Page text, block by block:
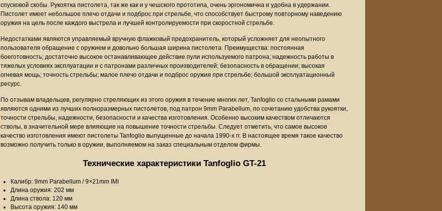
спусковой скобы. Рукоятка пистолета, так же как и у чешского прототипа, очень эргономична и удобна в удержании.
Пистолет имеет небольшое плечо отдачи и подброс при стрельбе, что способствует быстрому повторному наведению
оружия на цель после каждого выстрела и лучшей контролируемости при скоростной стрельбе.
Недостатками являются управляемый вручную флажковый предохранитель, который усложняет для неопытного
пользователя обращение с оружием и довольно большая ширина пистолета. Преимущества: постоянная
боеготовность; достаточно высокое останавливающее действие пули используемого патрона; надежность работы в
тяжелых условиях эксплуатации и с патронами различных производителей; безопасность в обращении; высокая
огневая мощь; точность стрельбы; малое плечо отдачи и подброс оружия при стрельбе; большой эксплуатационный
ресурс.
По отзывам владельцев, регулярно стреляющих из этого оружия в течение многих лет, Tanfoglio со стальными рамами
являются одними из лучших полноразмерных пистолетов, под патрон 9mm Parabellum, по сочетанию удобства рукоятки,
точности стрельбы, надежности, безопасности и качества изготовления. Особенно высоким качеством отличаются
стволы, в значительной мере влияющие на повышение точности стрельбы. Следует отметить, что самое высокое
качество изготовления имеют пистолеты Tanfoglio выпущенные до начала 1990-х гг. В настоящее время такое качество
возможно получить только в оружии, выполняемом на заказ специальным отделом фирмы.
Технические характеристики Tanfoglio GT-21
Калибр: 9mm Parabellum / 9×21mm IMI
Длина оружия: 202 мм
Длина ствола: 120 мм
Высота оружия: 140 мм